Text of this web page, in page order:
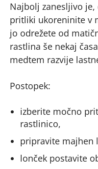
Najbolj zanesljivo
pritliki ukoreninite v
jo odrežete od
rastlina še nekaj
medtem razvije
Postopek:
izberite močno
rastlinico,
pripravite majhen
lonček postavite